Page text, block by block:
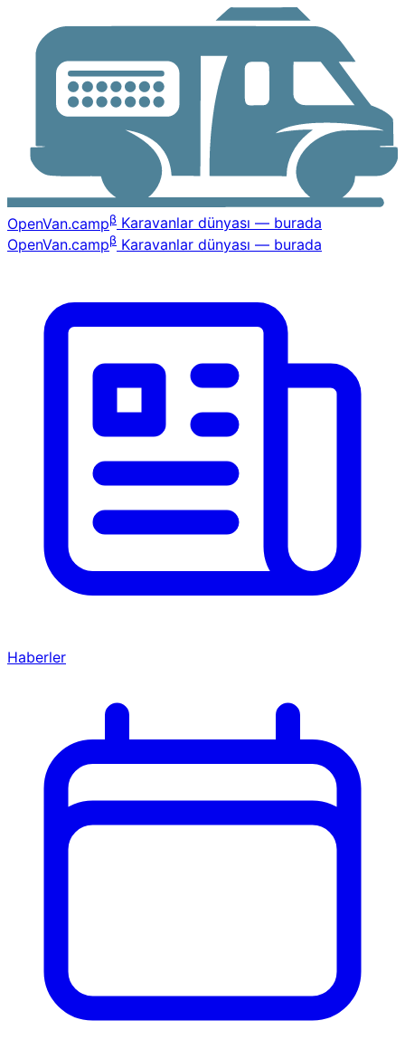
OpenVan.campβ Karavanlar dünyası — burada
OpenVan.campβ Karavanlar dünyası — burada
Haberler